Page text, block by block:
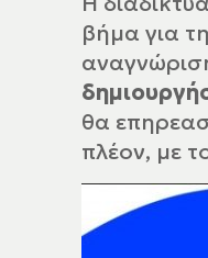
βήμα για
θα
πλέον, με